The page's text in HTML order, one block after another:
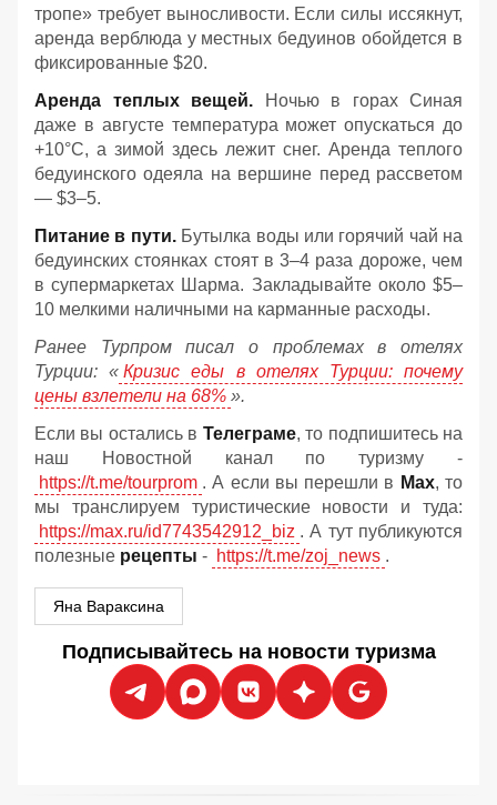
тропе» требует выносливости. Если силы иссякнут,
аренда верблюда у местных бедуинов обойдется в
фиксированные $20.
Аренда теплых вещей. Ночью в горах Синая
даже в августе температура может опускаться до
+10°C, а зимой здесь лежит снег. Аренда теплого
бедуинского одеяла на вершине перед рассветом
— $3–5.
Питание в пути.Бутылка воды или горячий чай на
бедуинских стоянках стоят в 3–4 раза дороже, чем
в супермаркетах Шарма. Закладывайте около $5–
10 мелкими наличными на карманные расходы.
Ранее Турпром писал о проблемах в отелях
Турции: « Кризис еды в отелях Турции: почему
цены взлетели на 68% ».
Если вы остались в Телеграме, то подпишитесь на
наш Новостной канал по туризму -
https://t.me/tourprom . А если вы перешли в Мах, то
мы транслируем туристические новости и туда:
https://max.ru/id7743542912_biz . А тут публикуются
полезные рецепты - https://t.me/zoj_news .
Яна Вараксина
Подписывайтесь на новости туризма